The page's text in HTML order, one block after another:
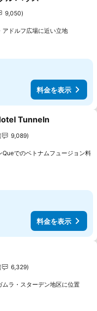
ク
9,050
アドルフ広場に近い立地
料金を表示
入りに追加
Tunneln
ク
9,089
Queでのベトナムフュージョン料
料金を表示
入りに追加
ク
6,329
ムラ・スターデン地区に位置